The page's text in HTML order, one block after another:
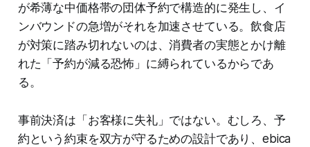
が希薄な中価格帯の団体予約で構造的に発生し、イ
ンバウンドの急増がそれを加速させている。飲食店
が対策に踏み切れないのは、消費者の実態とかけ離
れた「予約が減る恐怖」に縛られているからであ
る。
事前決済は「お客様に失礼」ではない。むしろ、予
約という約束を双方が守るための設計であり、ebica